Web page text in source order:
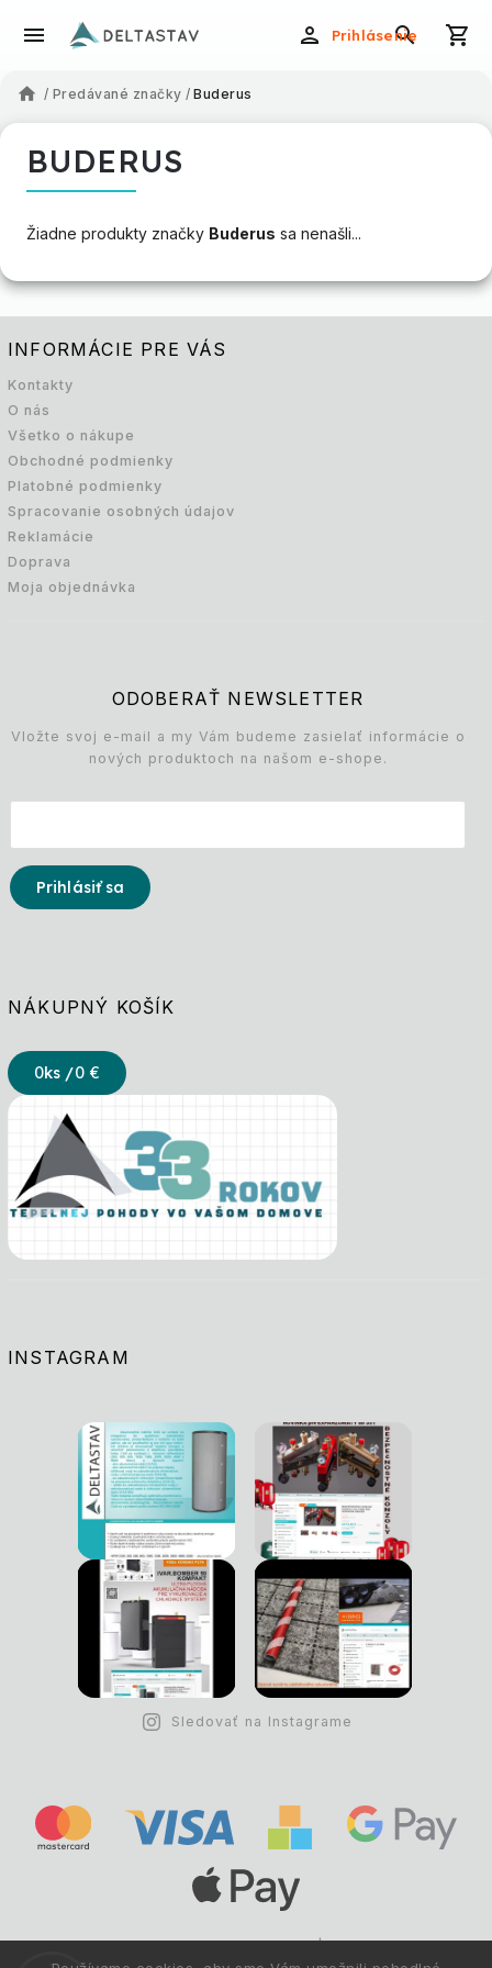
Prihlásenie
/ Predávané značky / Buderus
BUDERUS
Žiadne produkty značky Buderus sa nenašli...
INFORMÁCIE PRE VÁS
Kontakty
O nás
Všetko o nákupe
Obchodné podmienky
Platobné podmienky
Spracovanie osobných údajov
Reklamácie
Doprava
Moja objednávka
ODOBERAŤ NEWSLETTER
Vložte svoj e-mail a my Vám budeme zasielať informácie o
nových produktoch na našom e-shope.
Prihlásiť sa
NÁKUPNÝ KOŠÍK
0ks /0 €
INSTAGRAM
Sledovať na Instagrame
Copyright © 1993 -2026 Deltastav.sk|
.